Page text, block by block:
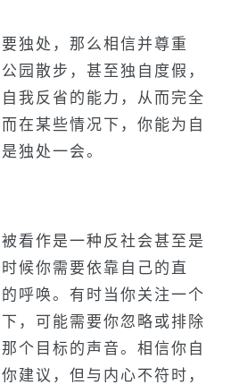
独处，那么相信并尊重
园散步，甚至独自度假，
我反省的能力，从而完全
在某些情况下，你能为自
独处一会。
看作是一种反社会甚至是
候你需要依靠自己的直
呼唤。有时当你关注一个
，可能需要你忽略或排除
个目标的声音。相信你自
建议，但与内心不符时，